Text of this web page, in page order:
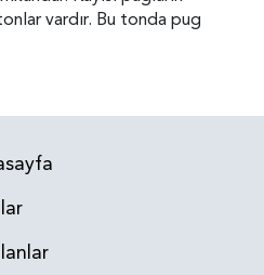
vardır. Bu tonda pug